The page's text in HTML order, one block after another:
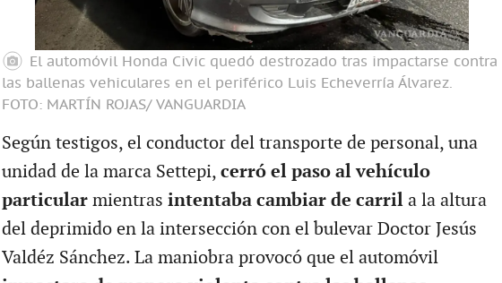
El automóvil Honda Civic quedó destrozado tras impactarse contra
las ballenas vehiculares en el periférico Luis Echeverría Álvarez.
FOTO: MARTÍN ROJAS/ VANGUARDIA
Según testigos, el conductor del transporte de personal, una
unidad de la marca Settepi, cerró el paso al vehículo
particular mientras intentaba cambiar de carrila la altura
del deprimido en la intersección con el bulevar Doctor Jesús
Valdéz Sánchez. La maniobra provocó que el automóvil